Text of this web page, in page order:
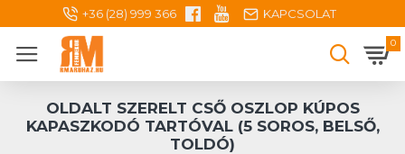
+36 (28) 999 366 KAPCSOLAT
0
OLDALT SZERELT CSŐ OSZLOP KÚPOS
KAPASZKODÓ TARTÓVAL (5 SOROS, BELSŐ,
TOLDÓ)